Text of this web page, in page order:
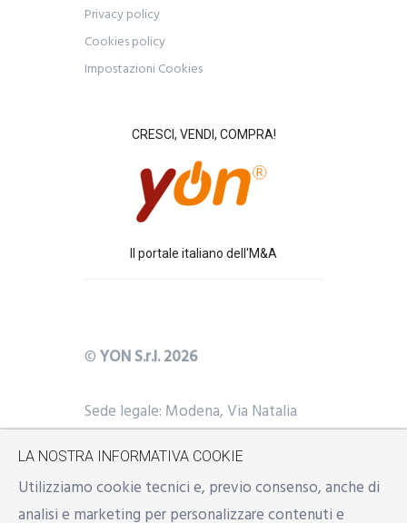
Privacy policy
Cookies policy
Impostazioni Cookies
CRESCI, VENDI, COMPRA!
Il portale italiano dell'M&A
©YON S.r.l. 2026
Sede legale: Modena, Via Natalia
Uffici: Modena, Reggio Emilia,
Milano
YBS
LA NOSTRA INFORMATIVA COOKIE
Utilizziamo cookie tecnici e, previo consenso, anche di
analisi e marketing per personalizzare contenuti e